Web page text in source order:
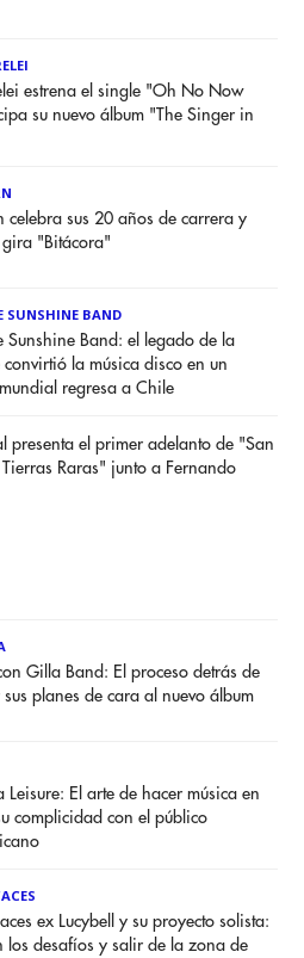
estrena el single "Oh No Now
su nuevo álbum "The Singer in
celebra sus 20 años de carrera y
"Bitácora"
SUNSHINE BAND
Sunshine Band: el legado de la
convirtió la música disco en un
regresa a Chile
presenta el primer adelanto de "San
Raras" junto a Fernando
Gilla Band: El proceso detrás de
planes de cara al nuevo álbum
Leisure: El arte de hacer música en
complicidad con el público
ex Lucybell y su proyecto solista:
los desafíos y salir de la zona de